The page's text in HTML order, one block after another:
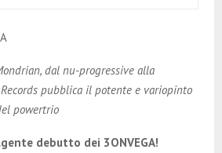
dal nu-progressive alla
pubblica il potente e variopinto
powertrio
debutto dei 3ONVEGA!